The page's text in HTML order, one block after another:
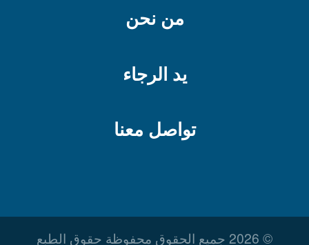
من نحن
يد الرجاء
تواصل معنا
© 2026 جميع الحقوق محفوظة حقوق الطبع